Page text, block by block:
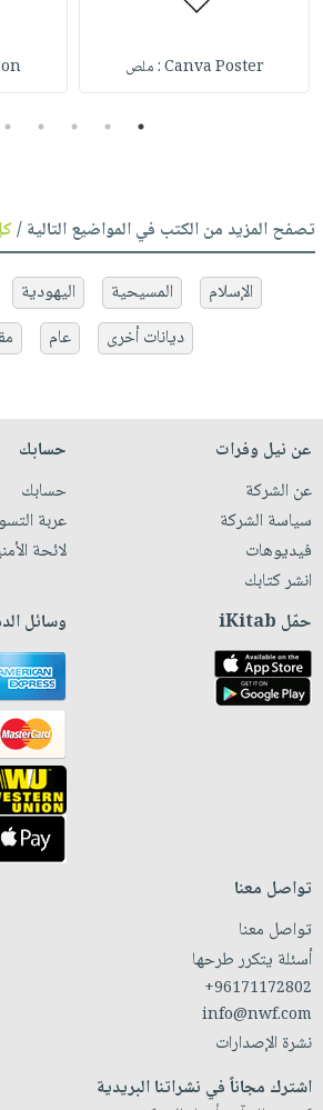
Canva Poster : ملص
1
2
3
4
5
تصفح المزيد من الكتب في المواضيع التالية /
الإسلام المسيحية اليهودية
ديانات أخرى
عام
عن نيل وفرات
عن الشركة
سياسة الشركة
فيديوهات
انشر كتابك
حسابك
حسابك
عربة
لائحة
حمّل iKitab وسائل
تواصل معنا
تواصل معنا
أسئلة يتكرر طرحها
+96171172802
info@nwf.com
نشرة الإصدارات
اشترك مجاناً في نشراتنا البريدية